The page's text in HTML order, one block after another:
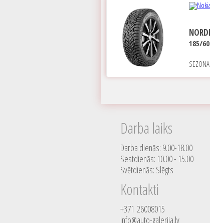
185/
Darba laiks
Darba dienās: 9.00-18.00
Sestdienās: 10.00 - 15.00
Svētdienās: Slēgts
Kontakti
+371 26008015
info@auto-galerija.lv